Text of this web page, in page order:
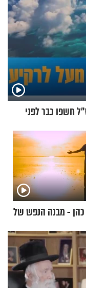
חשפו כבר לפני
כהן - מבנה הנפש של